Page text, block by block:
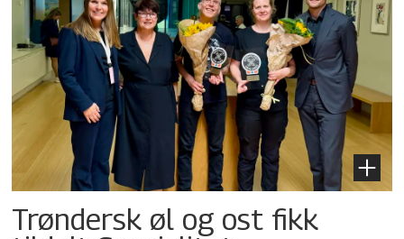
Trøndersk øl og ost fikk